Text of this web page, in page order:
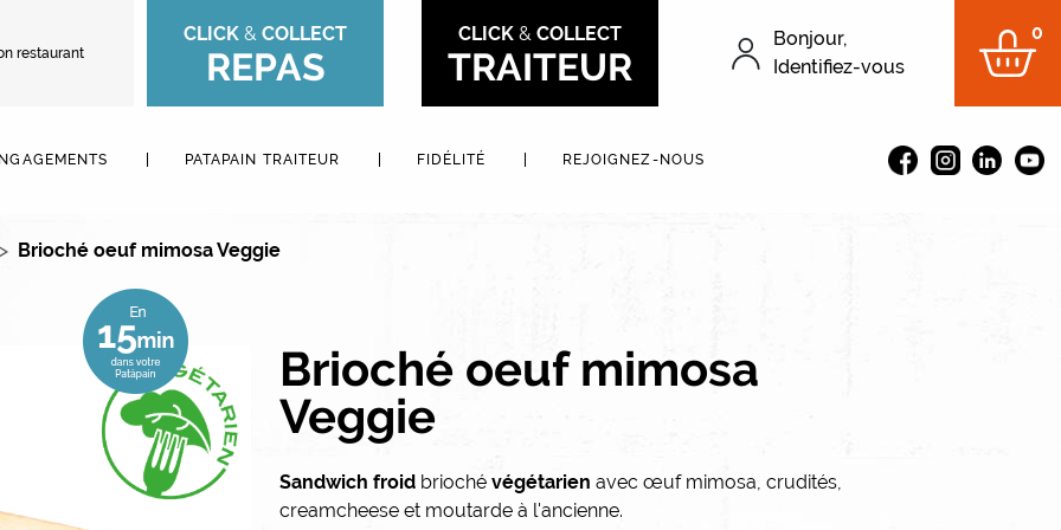
restaurant
CLICK& COLLECT
REPAS
CLICK &COLLECT
TRAITEUR Menu du
Bonjour,
Identifiez-vous
0
PATAPAIN TRAITEUR FIDÉLITÉ REJOIGNEZ-NOUS
Brioché oeuf mimosa Veggie
Brioché oeuf mimosa
Veggie
Sandwich froid brioché végétarien avec œuf mimosa, crudités,
creamcheese et moutarde à l'ancienne.